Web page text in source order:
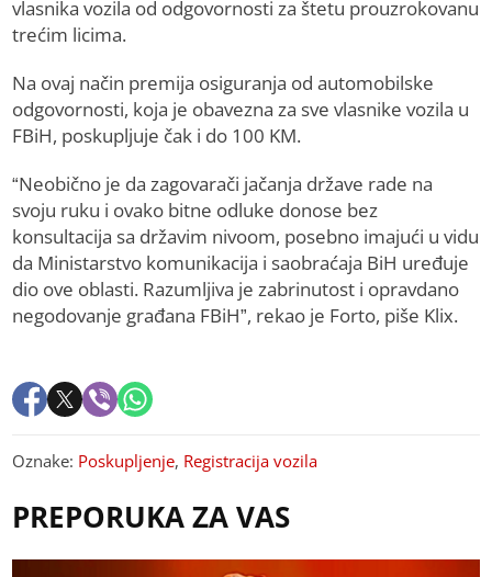
vlasnika vozila od odgovornosti za štetu prouzrokovanu
trećim licima.
Na ovaj način premija osiguranja od automobilske
odgovornosti, koja je obavezna za sve vlasnike vozila u
FBiH, poskupljuje čak i do 100 KM.
“Neobično je da zagovarači jačanja države rade na
svoju ruku i ovako bitne odluke donose bez
konsultacija sa državim nivoom, posebno imajući u vidu
da Ministarstvo komunikacija i saobraćaja BiH uređuje
dio ove oblasti. Razumljiva je zabrinutost i opravdano
negodovanje građana FBiH”, rekao je Forto, piše Klix.
Oznake: Poskupljenje, Registracija vozila
PREPORUKA ZA VAS